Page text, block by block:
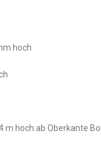
hoch
m hoch ab Oberkante